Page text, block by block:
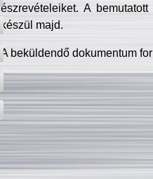
észrevételeiket. A
készül majd.
A beküldendő dokumentum